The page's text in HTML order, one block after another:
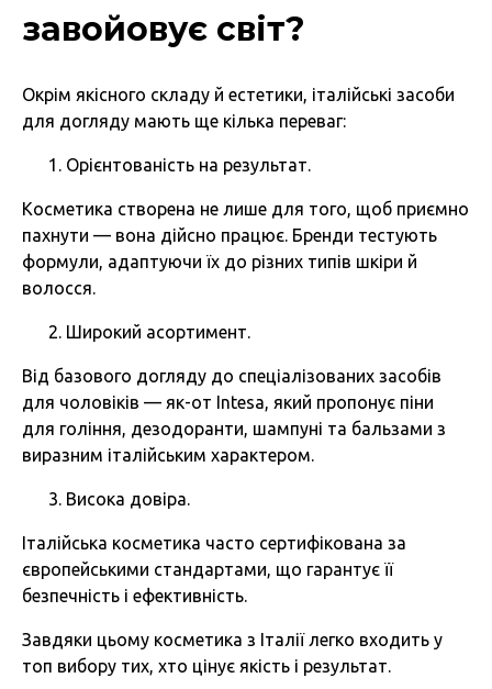
завойовує світ?
Окрім якісного складу й естетики, італійські засоби
для догляду мають ще кілька переваг:
Орієнтованість на результат.
Косметика створена не лише для того, щоб приємно
пахнути — вона дійсно працює. Бренди тестують
формули, адаптуючи їх до різних типів шкіри й
волосся.
Широкий асортимент.
Від базового догляду до спеціалізованих засобів
для чоловіків — як-от Intesa, який пропонує піни
для гоління, дезодоранти, шампуні та бальзами з
виразним італійським характером.
Висока довіра.
Італійська косметика часто сертифікована за
європейськими стандартами, що гарантує її
безпечність і ефективність.
Завдяки цьому косметика з Італії легко входить у
топ вибору тих, хто цінує якість і результат.